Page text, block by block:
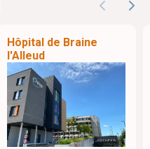
Previous
Hôpital de Braine
l'Alleud